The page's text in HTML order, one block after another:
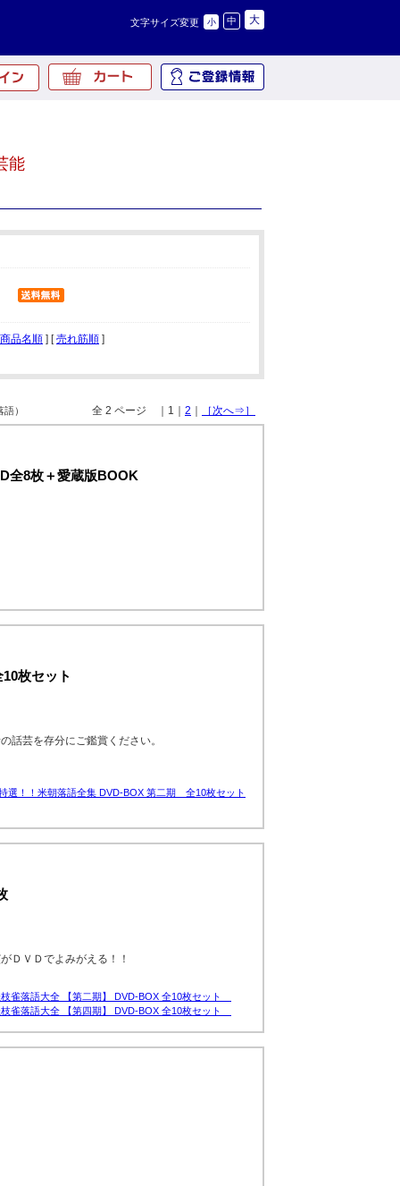
文字サイズ変更 小 中 大
能
商品名順 ] [売れ筋順 ]
全 2 ページ ｜1｜ 2 ［次へ⇒］
語）
全8枚＋愛蔵版BOOK
枚セット
話芸を存分にご鑑賞ください。
選！！米朝落語全集 DVD-BOX 第二期 全10枚セット
ＤＶＤでよみがえる！！
雀落語大全 【第二期】 DVD-BOX 全10枚セット
雀落語大全 【第四期】 DVD-BOX 全10枚セット